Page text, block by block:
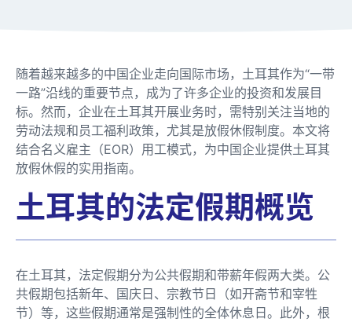
随着越来越多的中国企业走向国际市场，土耳其作为“一带
一路”沿线的重要节点，成为了许多企业的投资和发展目
标。然而，企业在土耳其开展业务时，需特别关注当地的
劳动法规和员工福利政策，尤其是放假休假制度。本文将
结合名义雇主（EOR）用工模式，为中国企业提供土耳其
放假休假的实用指南。
土耳其的法定假期概览
在土耳其，法定假期分为公共假期和带薪年假两大类。公
共假期包括新年、国庆日、宗教节日（如开斋节和宰牲
节）等，这些假期通常是强制性的全体休息日。此外，根